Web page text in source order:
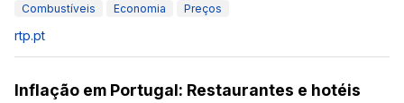
Combustíveis Economia Preços
rtp.pt
Inflação em Portugal: Restaurantes e hotéis